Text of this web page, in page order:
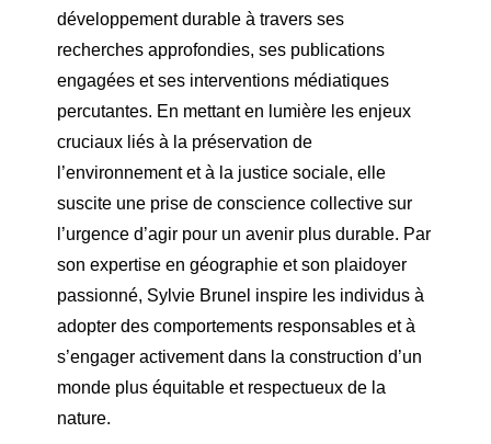
développement durable à travers ses
recherches approfondies, ses publications
engagées et ses interventions médiatiques
percutantes. En mettant en lumière les enjeux
cruciaux liés à la préservation de
l’environnement et à la justice sociale, elle
suscite une prise de conscience collective sur
l’urgence d’agir pour un avenir plus durable. Par
son expertise en géographie et son plaidoyer
passionné, Sylvie Brunel inspire les individus à
adopter des comportements responsables et à
s’engager activement dans la construction d’un
monde plus équitable et respectueux de la
nature.